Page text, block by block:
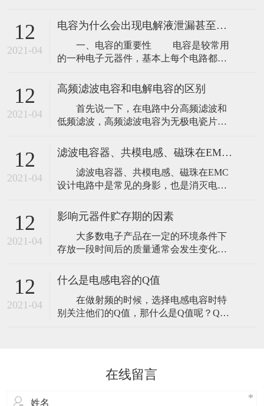
什么要使用电容器？ 电容器主要用于
补偿工频电力系统的感性无功功率，以提
高功率因数，改善供电质量，降低线路损
耗。 2、电容器在什么样的电压下运行
12
2021-04
电容为什么会出现电解液泄漏甚至爆浆呢？
一、电容的重要性 电容是较常用
的一种电子元器件，基本上每个电路都会
路，那么电容为什么会出现电解液泄漏甚
至爆浆呢？ 二、电容爆浆原因解析
电容爆浆的原因其实有很多，比如电
流大于允许的稳波电流、使用电压超出工
1、
12
2021-04
高频滤波电容和电解电容的区别
首先说一下，在电路中分高频滤波和
低频滤波，高频滤波电容为无极电瓷片。
很大的电解电容C1与一个容量很小的电容
C2并联。C1是一个1000μF的大容量滤波电
容，C2是一个只有0.01μF的小电容，为高
频滤波电容，用来进行高频成分的滤波，
12
2021-04
滤波电容器、共模电感、磁珠在EMC设计电路的关系
滤波电容器、共模电感、磁珠在EMC
设计电路中是常见的身影，也是消灭电磁
中的作用，相信还有很多人还不是很清
楚，文章从设计中详细分析了消灭EMC三
大利器的原理。 【滤波电容】 尽
管从滤除高频噪声的角度看，电容的谐振
有害
12
2021-04
影响元器件贮存期的因素
大多数电子产品在一定的环境条件下
存放一段时间后的质量通常会发生变化，
限，其质量和可靠性将不能保证，所以必
须规定一个贮存期，也可以理解为食品安
全的“保质期”。 元器件的贮存期是指
从生产完成并检验合格至装机前在一定环
12
2021-04
什么是电感电容的Q值
在做射频的时候，选择电感电容时特
别关注他们的Q值，那什么是Q值呢？Q值
用该元件组成的电路或网络的选择性愈
在线留言